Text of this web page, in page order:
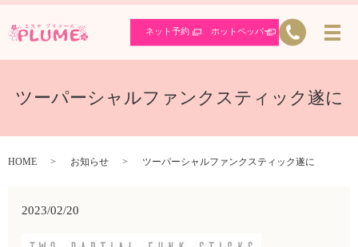
ネット予約 ホットペッパー
ツーパーシャルファンクスティック遂に
HOME お知らせ ツーパーシャルファンクスティック遂に
2023/02/20